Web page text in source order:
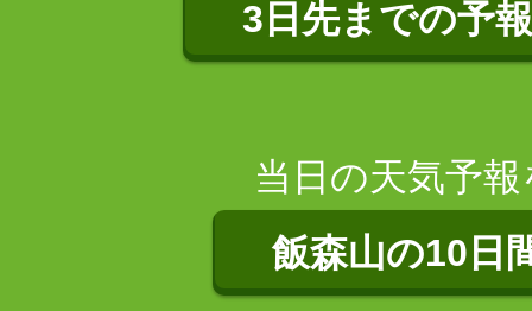
3日先までの予
当日の天気予
飯森山の10日